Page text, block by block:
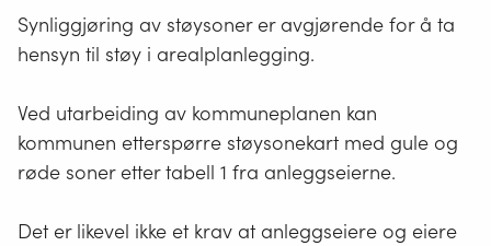
iht.
som
skal
og
for
motordrevne
luftfartøy,
helikopter.
Synliggjøring av støysoner er avgjørende for å ta
hensyn til støy i arealplanlegging.
Ved utarbeiding av kommuneplanen kan
kommunen etterspørre støysonekart med gule og
røde soner etter tabell 1 fra anleggseierne.
Det er likevel ikke et krav at anleggseiere og eiere